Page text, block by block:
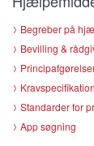
Begreber på
Bevilling &
Standarder for
App søgning